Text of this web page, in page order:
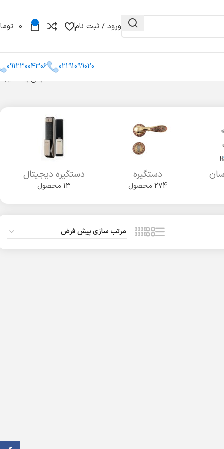
ورود / ثبت نام 0
0
02191099020
09123004306
نمایش یک نتیجه
دستگیره
274 محصول
دستگیره دیجیتال
13 محصول